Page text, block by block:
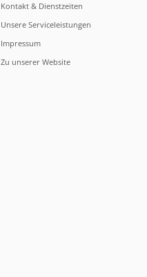
Kontakt & Dienstzeiten
Unsere Serviceleistungen
Impressum
Zu unserer Website